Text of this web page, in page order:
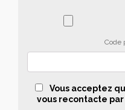
Code
Vous acceptez
vous recontacte